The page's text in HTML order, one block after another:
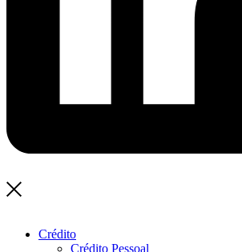
Crédito
Crédito Pessoal